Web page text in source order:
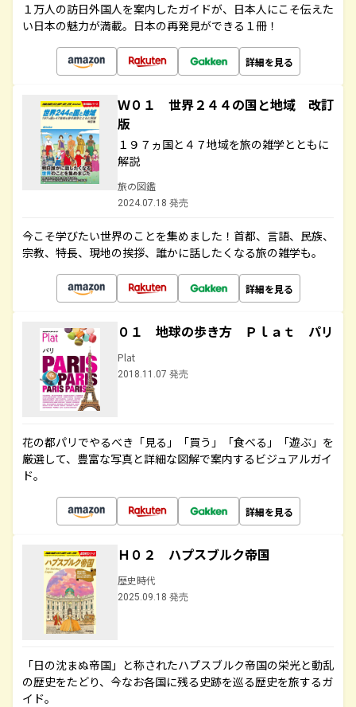
１万人の訪日外国人を案内したガイドが、日本人にこそ伝えた
い日本の魅力が満載。日本の再発見ができる１冊！
詳細を見る
Ｗ０１ 世界２４４の国と地域 改訂
版
１９７ヵ国と４７地域を旅の雑学とともに
解説
旅の図鑑
2024.07.18 発売
今こそ学びたい世界のことを集めました！首都、言語、民族、
宗教、特長、現地の挨拶、誰かに話したくなる旅の雑学も。
詳細を見る
０１ 地球の歩き方 Ｐｌａｔ パリ
Plat
2018.11.07 発売
花の都パリでやるべき「見る」「買う」「食べる」「遊ぶ」を
厳選して、豊富な写真と詳細な図解で案内するビジュアルガイ
ド。
詳細を見る
Ｈ０２ ハプスブルク帝国
歴史時代
2025.09.18 発売
「日の沈まぬ帝国」と称されたハプスブルク帝国の栄光と動乱
の歴史をたどり、今なお各国に残る史跡を巡る歴史を旅するガ
イド。